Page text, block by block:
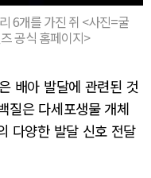
6개를 가진 쥐 <사진=굴
공식 홈페이지>
배아 발달에 관련된 것
질은 다세포생물 개체
다양한 발달 신호 전달